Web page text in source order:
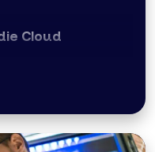
Cloud